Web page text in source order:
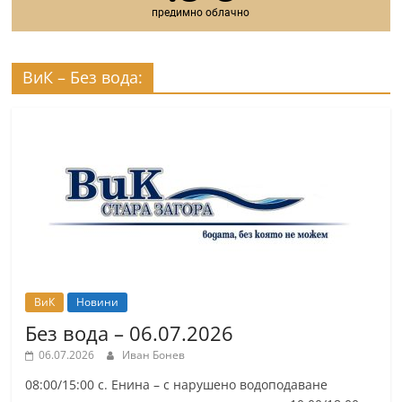
предимно облачно
ВиК – Без вода:
ВиК Новини
Без вода – 06.07.2026
06.07.2026 Иван Бонев
08:00/15:00 с. Енина – с нарушено водоподаване